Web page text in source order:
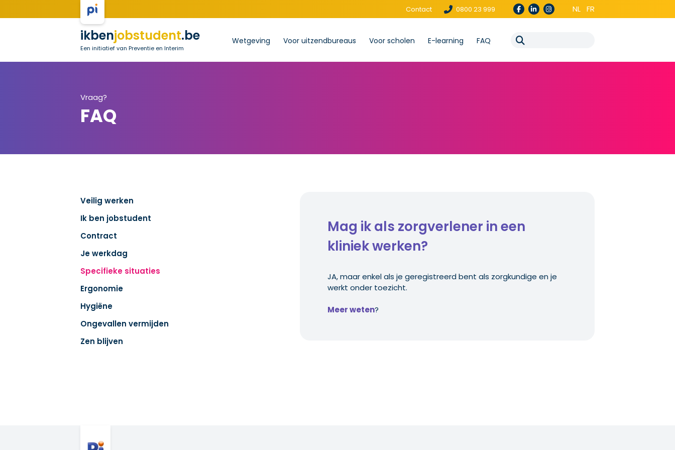
Contact 0800 23 999 NL FR
ikbenjobstudent.be
Een initiatief van Preventie en Interim
Wetgeving Voor uitzendbureaus Voor scholen E-learning FAQ
Vraag?
FAQ
Veilig werken
Ik ben jobstudent
Contract
Je werkdag
Specifieke situaties
Ergonomie
Hygiëne
Ongevallen vermijden
Zen blijven
Mag ik als zorgverlener in een
kliniek werken?
JA, maar enkel als je geregistreerd bent als zorgkundige en je
werkt onder toezicht.
Meer weten?